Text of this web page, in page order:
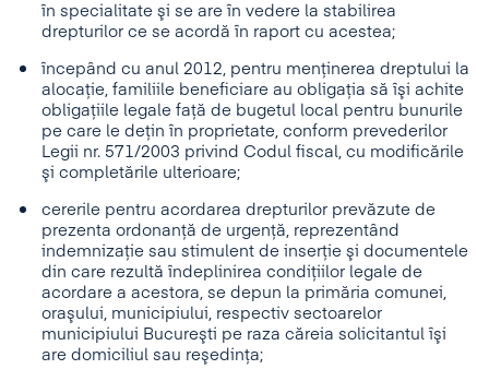
în specialitate şi se are în vedere la stabilirea
drepturilor ce se acordă în raport cu acestea;
începând cu anul 2012, pentru menţinerea dreptului la
alocaţie, familiile beneficiare au obligaţia să îşi achite
obligaţiile legale faţă de bugetul local pentru bunurile
pe care le deţin în proprietate, conform prevederilor
Legii nr. 571/2003 privind Codul fiscal, cu modificările
şi completările ulterioare;
cererile pentru acordarea drepturilor prevăzute de
prezenta ordonanţă de urgenţă, reprezentând
indemnizaţie sau stimulent de inserţie şi documentele
din care rezultă îndeplinirea condiţiilor legale de
acordare a acestora, se depun la primăria comunei,
oraşului, municipiului, respectiv sectoarelor
municipiului Bucureşti pe raza căreia solicitantul îşi
are domiciliul sau reşedinţa;